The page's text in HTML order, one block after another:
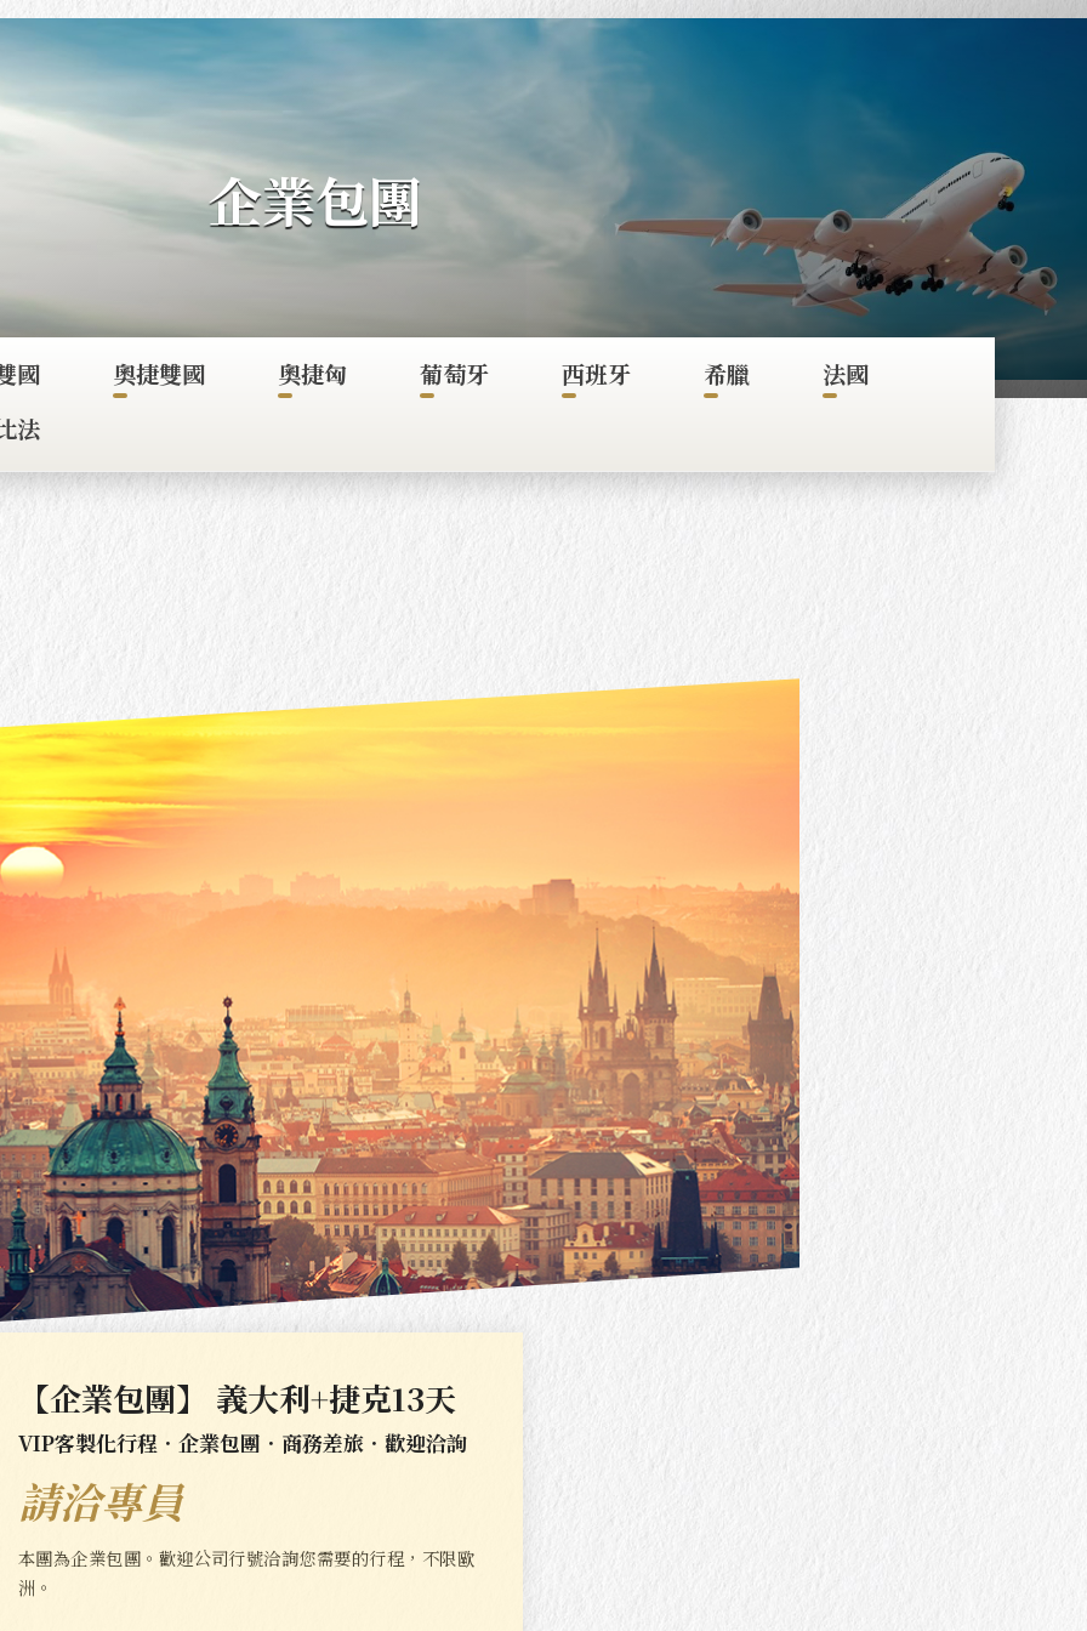
企業包團
國 奧捷雙國 奧捷匈 葡萄牙 西班牙 希臘
法國
法
【企業包團】 義大利+捷克13天
VIP客製化行程．企業包團．商務差旅．歡迎洽詢
請洽專員
本團為企業包團。歡迎公司行號洽詢您需要的行程，不限歐
洲。